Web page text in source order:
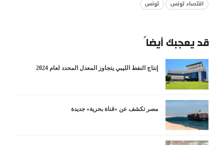
اقتصاد تونس تونس
قد يعجبك أيضاً
إنتاج النفط الليبي يتجاوز المعدل المحدد لعام 2024
مصر تكشف عن «قناة بحرية» جديدة